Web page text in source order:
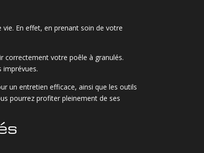
En effet, en prenant soin de votre
correctement votre poêle à granulés.
imprévues.
un entretien efficace, ainsi que les outils
pourrez profiter pleinement de ses